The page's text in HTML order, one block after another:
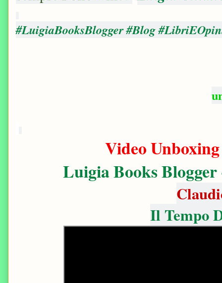
#LuigiaBooksBlogger #Blog
Video
Luigia Books
Il Tempo